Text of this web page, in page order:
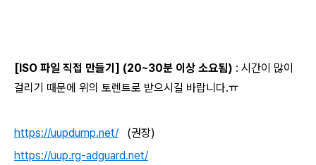
[ISO 파일 직접 만들기] (20~30분 이상 소요됨) : 시간이 많이
걸리기 때문에 위의 토렌트로 받으시길 바랍니다.ㅠ
https://uupdump.net/ (권장)
https://uup.rg-adguard.net/